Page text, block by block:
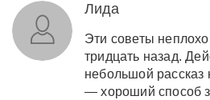
Лида
Эти советы
тридцать назад.
небольшой
— хороший способ